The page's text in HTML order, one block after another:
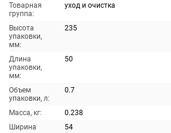
Товарная
группа:
уход и очистка
Высота
упаковки,
мм:
235
Длина
упаковки,
мм:
50
Объем
упаковки, л:
0.7
Масса, кг:
0.238
Ширина
54